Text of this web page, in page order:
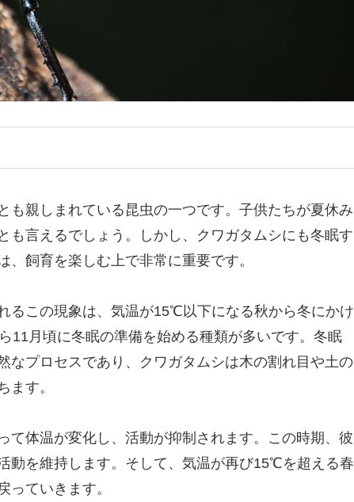
も親しまれている昆虫の一つです。子供たちが夏休み
も言えるでしょう。しかし、クワガタムシにも冬眠す
飼育を楽しむ上で非常に重要です。
るこの現象は、気温が15℃以下になる秋から冬にかけ
11月頃に冬眠の準備を始める種類が多いです。冬眠
なプロセスであり、クワガタムシは木の割れ目や土の
ます。
て体温が変化し、活動が抑制されます。この時期、彼
動を維持します。そして、気温が再び15℃を超える春
っていきます。